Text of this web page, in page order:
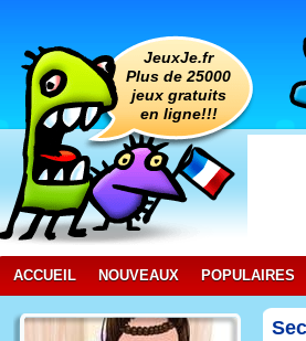
JeuxJe.fr
Plus de 25000
jeux gratuits
en ligne!!!
ACCUEIL NOUVEAUX POPULAIRES